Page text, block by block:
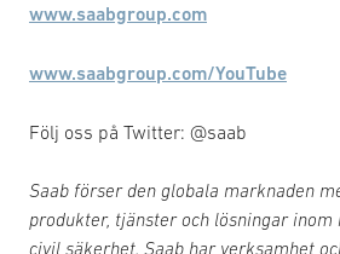
www.saabgroup.com
www.saabgroup.com/YouTube
Följ oss på Twitter: @saab
Saab förser den globala marknaden
produkter, tjänster och lösningar
civil säkerhet. Saab har verksamhet